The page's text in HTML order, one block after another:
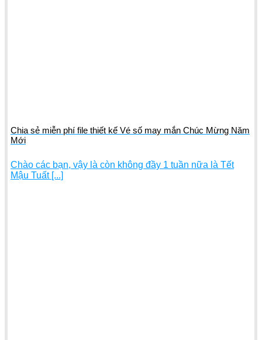
Chia sẻ miễn phí file thiết kế Vé số may mắn Chúc Mừng Năm
Mới
Chào các bạn, vậy là còn không đầy 1 tuần nữa là Tết
Mậu Tuất [...]